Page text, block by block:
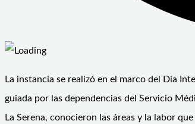
La instancia se realizó en el marco del Día
guiada por las dependencias del Servicio
La Serena, conocieron las áreas y la labor que